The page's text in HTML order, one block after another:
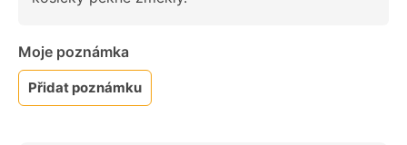
Moje poznámka
Přidat poznámku